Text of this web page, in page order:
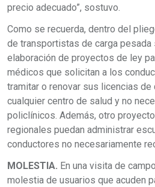
precio adecuado”, sostuvo.
Como se recuerda, dentro del
de transportistas de carga pesada
elaboración de proyectos de ley
médicos que solicitan a los
tramitar o renovar sus licencias de
cualquier centro de salud y no
policlínicos. Además, otro
regionales puedan administrar
conductores no necesariamente
MOLESTIA. En una visita de
molestia de usuarios que acuden